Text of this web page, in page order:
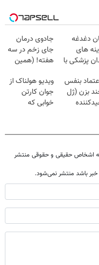
دغدغه
های
پزشکی با
جادوی درمان
جای زخم در سه
هفته! (همین
صحبت کنید)
بنفس
بزن (ژل
ویدیو هولناک از
جوان کارتن
خوابی که
اشخاص حقیقی و حقوقی منتشر
خبر باشد منتشر نمی‌شود.